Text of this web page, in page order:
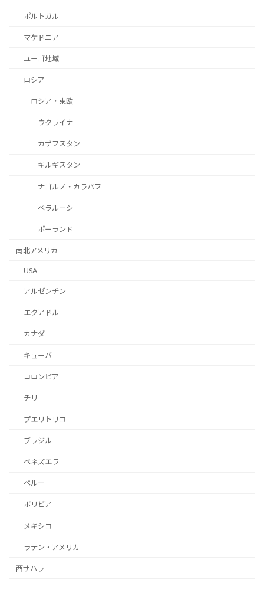
ポルトガル
マケドニア
ユーゴ地域
ロシア
ロシア・東欧
ウクライナ
カザフスタン
キルギスタン
ナゴルノ・カラバフ
ベラルーシ
ポーランド
南北アメリカ
USA
アルゼンチン
エクアドル
カナダ
キューバ
コロンビア
チリ
プエリトリコ
ブラジル
ベネズエラ
ペルー
ボリビア
メキシコ
ラテン・アメリカ
西サハラ